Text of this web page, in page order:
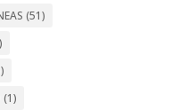
(51)
(1)